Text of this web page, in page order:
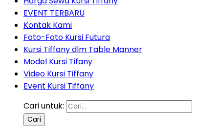
EVENT TERBARU
Kontak Kami
Foto-Foto Kursi Futura
Kursi Tiffany dlm Table Manner
Model Kursi Tifany
Video Kursi Tiffany
Event Kursi Tiffany
Cari untuk: